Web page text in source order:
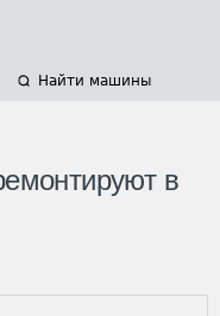
Найти машины
в